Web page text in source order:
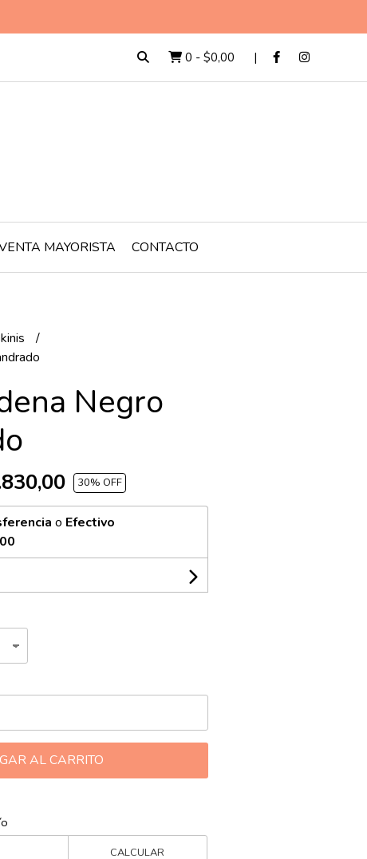
0 - $0,00
MAYORISTA CONTACTO
Negro
30% OFF
o Efectivo
AL CARRITO
CALCULAR